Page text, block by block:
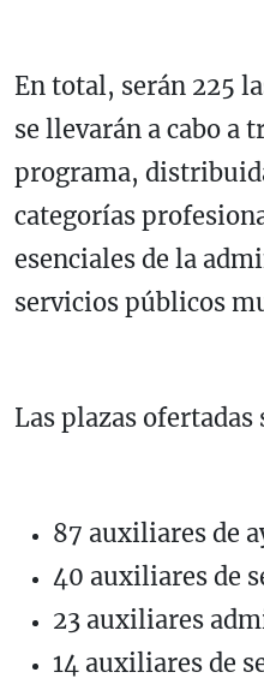
En total, serán 225
se llevarán a cabo a
programa,
categorías
esenciales de la
servicios públicos
Las plazas
87 auxiliares de
40 auxiliares de
23 auxiliares
14 auxiliares de